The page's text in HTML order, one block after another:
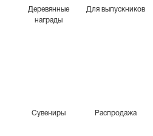
Деревянные
награды
Для выпускников
Сувениры Распродажа